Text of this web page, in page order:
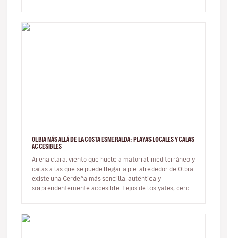
OLBIA MÁS ALLÁ DE LA COSTA ESMERALDA: PLAYAS LOCALES Y CALAS
ACCESIBLES
Arena clara, viento que huele a matorral mediterráneo y
calas a las que se puede llegar a pie: alrededor de Olbia
existe una Cerdeña más sencilla, auténtica y
sorprendentemente accesible. Lejos de los yates, cerca